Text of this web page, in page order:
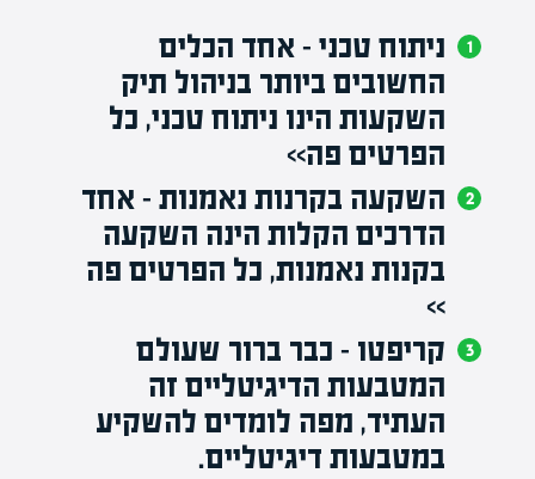
ניתוח טכני – אחד הכלים
החשובים ביותר בניהול תיק
השקעות הינו ניתוח טכני, כל
הפרטים פה>>
השקעה בקרנות נאמנות – אחד
הדרכים הקלות הינה השקעה
בקנות נאמנות, כל הפרטים פה
>>
קריפטו – כבר ברור שעולם
המטבעות הדיגיטליים זה
העתיד, מפה לומדים להשקיע
במטבעות דיגיטליים.